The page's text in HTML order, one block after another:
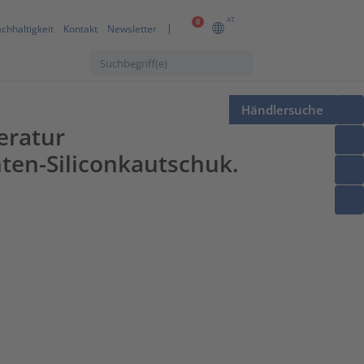
0 AT
Kontakt Newsletter
Händlersuche
Siliconkautschuk.